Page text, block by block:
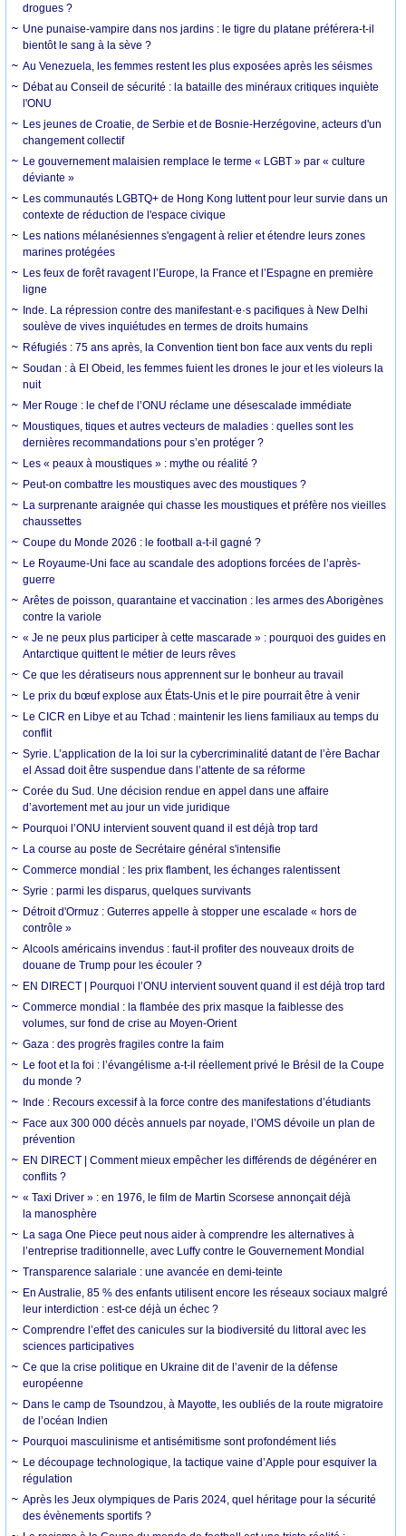
drogues ?
Une punaise-vampire dans nos jardins : le tigre du platane préférera-t-il
bientôt le sang à la sève ?
Au Venezuela, les femmes restent les plus exposées après les séismes
Débat au Conseil de sécurité : la bataille des minéraux critiques inquiète
l'ONU
Les jeunes de Croatie, de Serbie et de Bosnie-Herzégovine, acteurs d'un
changement collectif
Le gouvernement malaisien remplace le terme « LGBT » par « culture
déviante »
Les communautés LGBTQ+ de Hong Kong luttent pour leur survie dans un
contexte de réduction de l'espace civique
Les nations mélanésiennes s'engagent à relier et étendre leurs zones
marines protégées
Les feux de forêt ravagent l’Europe, la France et l’Espagne en première
ligne
Inde. La répression contre des manifestant·e·s pacifiques à New Delhi
soulève de vives inquiétudes en termes de droits humains
Réfugiés : 75 ans après, la Convention tient bon face aux vents du repli
Soudan : à El Obeid, les femmes fuient les drones le jour et les violeurs la
nuit
Mer Rouge : le chef de l’ONU réclame une désescalade immédiate
Moustiques, tiques et autres vecteurs de maladies : quelles sont les
dernières recommandations pour s’en protéger ?
Les « peaux à moustiques » : mythe ou réalité ?
Peut-on combattre les moustiques avec des moustiques ?
La surprenante araignée qui chasse les moustiques et préfère nos vieilles
chaussettes
Coupe du Monde 2026 : le football a-t-il gagné ?
Le Royaume-Uni face au scandale des adoptions forcées de l’après-
guerre
Arêtes de poisson, quarantaine et vaccination : les armes des Aborigènes
contre la variole
« Je ne peux plus participer à cette mascarade » : pourquoi des guides en
Antarctique quittent le métier de leurs rêves
Ce que les dératiseurs nous apprennent sur le bonheur au travail
Le prix du bœuf explose aux États-Unis et le pire pourrait être à venir
Le CICR en Libye et au Tchad : maintenir les liens familiaux au temps du
conflit
Syrie. L’application de la loi sur la cybercriminalité datant de l’ère Bachar
el Assad doit être suspendue dans l’attente de sa réforme
Corée du Sud. Une décision rendue en appel dans une affaire
d’avortement met au jour un vide juridique
Pourquoi l’ONU intervient souvent quand il est déjà trop tard
La course au poste de Secrétaire général s'intensifie
Commerce mondial : les prix flambent, les échanges ralentissent
Syrie : parmi les disparus, quelques survivants
Détroit d'Ormuz : Guterres appelle à stopper une escalade « hors de
contrôle »
Alcools américains invendus : faut-il profiter des nouveaux droits de
douane de Trump pour les écouler ?
EN DIRECT | Pourquoi l’ONU intervient souvent quand il est déjà trop tard
Commerce mondial : la flambée des prix masque la faiblesse des
volumes, sur fond de crise au Moyen-Orient
Gaza : des progrès fragiles contre la faim
Le foot et la foi : l’évangélisme a-t-il réellement privé le Brésil de la Coupe
du monde ?
Inde : Recours excessif à la force contre des manifestations d’étudiants
Face aux 300 000 décès annuels par noyade, l’OMS dévoile un plan de
prévention
EN DIRECT | Comment mieux empêcher les différends de dégénérer en
conflits ?
« Taxi Driver » : en 1976, le film de Martin Scorsese annonçait déjà
la manosphère
La saga One Piece peut nous aider à comprendre les alternatives à
l’entreprise traditionnelle, avec Luffy contre le Gouvernement Mondial
Transparence salariale : une avancée en demi-teinte
En Australie, 85 % des enfants utilisent encore les réseaux sociaux malgré
leur interdiction : est-ce déjà un échec ?
Comprendre l’effet des canicules sur la biodiversité du littoral avec les
sciences participatives
Ce que la crise politique en Ukraine dit de l’avenir de la défense
européenne
Dans le camp de Tsoundzou, à Mayotte, les oubliés de la route migratoire
de l’océan Indien
Pourquoi masculinisme et antisémitisme sont profondément liés
Le découpage technologique, la tactique vaine d’Apple pour esquiver la
régulation
Après les Jeux olympiques de Paris 2024, quel héritage pour la sécurité
des évènements sportifs ?